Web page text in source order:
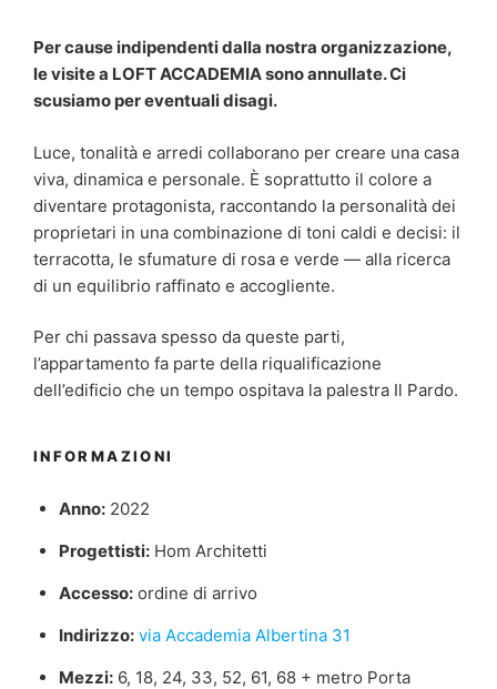
Per cause indipendenti dalla nostra organizzazione,
le visite a LOFT ACCADEMIA sono annullate. Ci
scusiamo per eventuali disagi.
Luce, tonalità e arredi collaborano per creare una casa
viva, dinamica e personale. È soprattutto il colore a
diventare protagonista, raccontando la personalità dei
proprietari in una combinazione di toni caldi e decisi: il
terracotta, le sfumature di rosa e verde — alla ricerca
di un equilibrio raffinato e accogliente.
Per chi passava spesso da queste parti,
l’appartamento fa parte della riqualificazione
dell’edificio che un tempo ospitava la palestra Il Pardo.
INFORMAZIONI
Anno:2022
Progettisti:Hom Architetti
Accesso:ordine di arrivo
Indirizzo: via Accademia Albertina 31
Mezzi:6, 18, 24, 33, 52, 61, 68 + metro Porta